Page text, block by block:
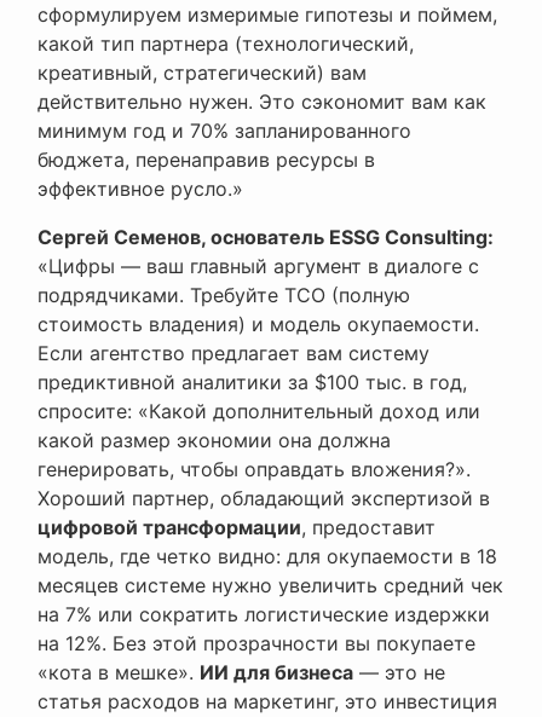
сформулируем измеримые гипотезы и поймем,
какой тип партнера (технологический,
креативный, стратегический) вам
действительно нужен. Это сэкономит вам как
минимум год и 70% запланированного
бюджета, перенаправив ресурсы в
эффективное русло.»
Сергей Семенов, основатель ESSG Consulting:
«Цифры — ваш главный аргумент в диалоге с
подрядчиками. Требуйте TCO (полную
стоимость владения) и модель окупаемости.
Если агентство предлагает вам систему
предиктивной аналитики за $100 тыс. в год,
спросите: «Какой дополнительный доход или
какой размер экономии она должна
генерировать, чтобы оправдать вложения?».
Хороший партнер, обладающий экспертизой в
цифровой трансформации, предоставит
модель, где четко видно: для окупаемости в 18
месяцев системе нужно увеличить средний чек
на 7% или сократить логистические издержки
на 12%. Без этой прозрачности вы покупаете
«кота в мешке». ИИ для бизнеса — это не
статья расходов на маркетинг, это инвестиция